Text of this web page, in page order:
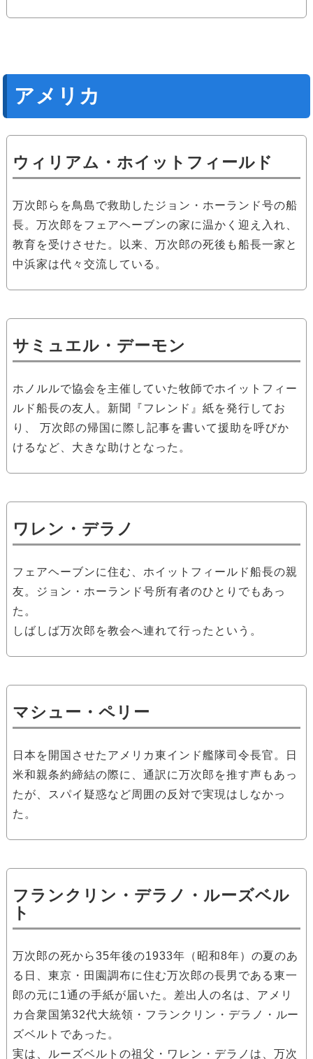
アメリカ
ウィリアム・ホイットフィールド
万次郎らを鳥島で救助したジョン・ホーランド号の船
長。万次郎をフェアヘーブンの家に温かく迎え入れ、
教育を受けさせた。以来、万次郎の死後も船長一家と
中浜家は代々交流している。
サミュエル・デーモン
ホノルルで協会を主催していた牧師でホイットフィー
ルド船長の友人。新聞『フレンド』紙を発行してお
り、 万次郎の帰国に際し記事を書いて援助を呼びか
けるなど、大きな助けとなった。
ワレン・デラノ
フェアヘーブンに住む、ホイットフィールド船長の親
友。ジョン・ホーランド号所有者のひとりでもあっ
た。
しばしば万次郎を教会へ連れて行ったという。
マシュー・ペリー
日本を開国させたアメリカ東インド艦隊司令長官。日
米和親条約締結の際に、通訳に万次郎を推す声もあっ
たが、スパイ疑惑など周囲の反対で実現はしなかっ
た。
フランクリン・デラノ・ルーズベル
ト
万次郎の死から35年後の1933年（昭和8年）の夏のあ
る日、東京・田園調布に住む万次郎の長男である東一
郎の元に1通の手紙が届いた。差出人の名は、アメリ
カ合衆国第32代大統領・フランクリン・デラノ・ルー
ズベルトであった。
実は、ルーズベルトの祖父・ワレン・デラノは、万次